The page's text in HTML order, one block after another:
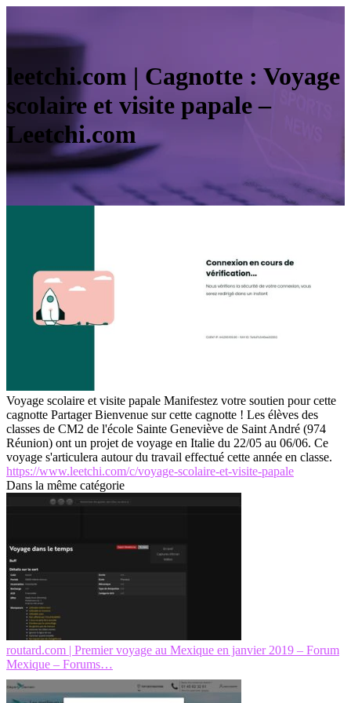
leetchi.com | Cagnotte : Voyage
scolaire et visite papale –
Leetchi.com
Voyage scolaire et visite papale Manifestez votre soutien pour cette
cagnotte Partager Bienvenue sur cette cagnotte ! Les élèves des
classes de CM2 de l'école Sainte Geneviève de Saint André (974
Réunion) ont un projet de voyage en Italie du 22/05 au 06/06. Ce
voyage s'articulera autour du travail effectué cette année en classe.
https://www.leetchi.com/c/voyage-scolaire-et-visite-papale
Dans la même catégorie
routard.com | Premier voyage au Mexique en janvier 2019 – Forum
Mexique – Forums…